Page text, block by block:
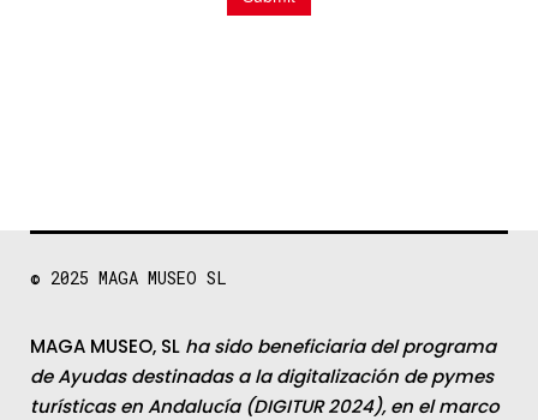
© 2025 MAGA MUSEO SL
MAGA MUSEO, SL ha sido beneficiaria del programa
de Ayudas destinadas a la digitalización de pymes
turísticas en Andalucía (DIGITUR 2024), en el marco